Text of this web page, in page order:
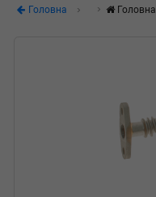
Головна Головна